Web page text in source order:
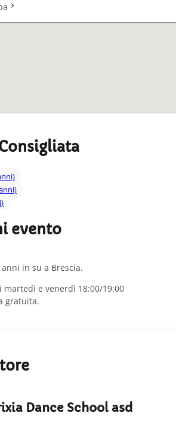
evento
in su a Brescia.
martedì e venerdì 18:00/19:00
gratuita.
Dance School asd